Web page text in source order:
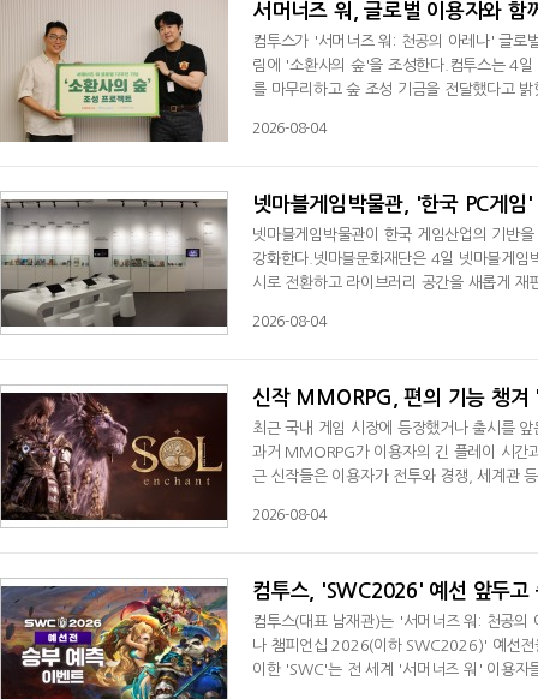
서머너즈 워, 글로벌 이용자와
컴투스가 '서머너즈 워: 천공의 아레나' 글로
림에 '소환사의 숲'을 조성한다.컴투스는 4
를 마무리하고 숲 조성 기금을 전달했다고
달성했다.컴투스는 목표 달성에 따라 함께일
2026-08-04
넷마블게임박물관, '한국 PC게
넷마블게임박물관이 한국 게임산업의 기반
강화한다.넷마블문화재단은 4일 넷마블게
시로 전환하고 라이브러리 공간을 새롭게
기 위해 마련된 전시다. 저작권 인식이 부족
2026-08-04
신작 MMORPG, 편의 기능 챙겨
최근 국내 게임 시장에 등장했거나 출시를
과거 MMORPG가 이용자의 긴 플레이 시간
근 신작들은 이용자가 전투와 경쟁, 세계관
무 등 일상 속에서 게임을 즐기는 이용자가
2026-08-04
컴투스, 'SWC2026' 예선 앞두고
컴투스(대표 남재관)는 '서머너즈 워: 천공
나 챔피언십 2026(이하 SWC2026)' 예선전
이한 'SWC'는 전 세계 '서머너즈 워' 이용자